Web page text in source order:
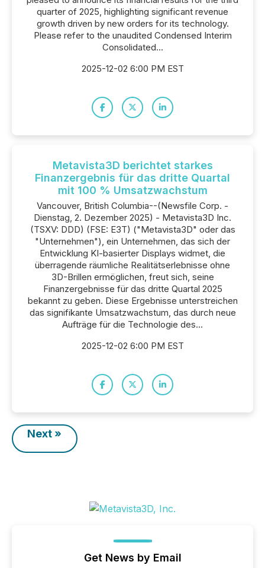
quarter of 2025, highlighting significant revenue
growth driven by new orders for its technology.
Please refer to the unaudited Condensed Interim
Consolidated...
2025-12-02 6:00 PM EST
Metavista3D berichtet starkes
Finanzergebnis für das dritte Quartal
mit 100 % Umsatzwachstum
Vancouver, British Columbia--(Newsfile Corp. -
Dienstag, 2. Dezember 2025) - Metavista3D Inc.
(TSXV: DDD) (FSE: E3T) ("Metavista3D" oder das
"Unternehmen"), ein Unternehmen, das sich der
Entwicklung KI-basierter Displays widmet, die
überragende räumliche Realitätserlebnisse ohne
3D-Brillen ermöglichen, freut sich, seine
Finanzergebnisse für das dritte Quartal 2025
bekannt zu geben. Diese Ergebnisse unterstreichen
das signifikante Umsatzwachstum, das durch neue
Aufträge für die Technologie des...
2025-12-02 6:00 PM EST
Next »
Get News by Email